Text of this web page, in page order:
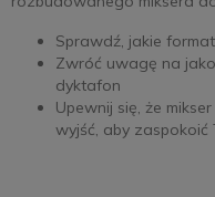
Sprawdź, jakie
Zwróć uwagę na
dyktafon
Upewnij się, że
wyjść, aby